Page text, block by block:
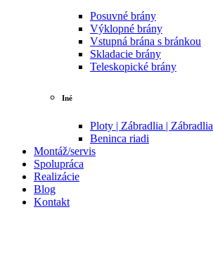
Posuvné brány
Výklopné brány
Vstupná brána s bránkou
Skladacie brány
Teleskopické brány
Iné
Ploty | Zábradlia | Zábradlia
Beninca riadi
Montáž/servis
Spolupráca
Realizácie
Blog
Kontakt